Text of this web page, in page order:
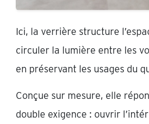
Ici, la verrière structure
circuler la lumière entre les
en préservant les usages du
Conçue sur mesure, elle
double exigence : ouvrir